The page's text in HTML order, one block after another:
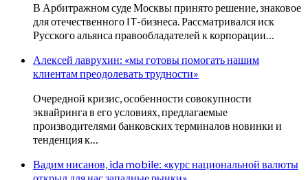
В Арбитражном суде Москвы принято решение, знаковое
для отечественного IT-бизнеса. Рассматривался иск
Русского альянса правообладателей к корпорации…
Алексей лаврухин: «мы готовы помогать нашим
клиентам преодолевать трудности»
Очередной кризис, особенности совокупности
эквайринга в его условиях, предлагаемые
производителями банковских терминалов новинки и
тенденция к…
Вадим нисанов, ida mobile: «курс национальной валюты